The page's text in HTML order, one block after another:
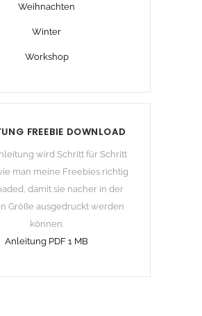
Weihnachten
Winter
Workshop
FREEBIE DOWNLOAD
wird Schritt für Schritt
man meine Freebies richtig
damit sie nacher in der
Größe ausgedruckt werden
können.
Anleitung PDF 1 MB